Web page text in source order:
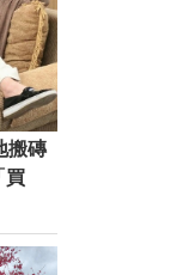
搬磚
買